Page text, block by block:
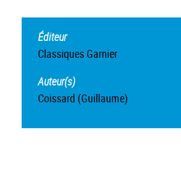
Éditeur
Classiques Garnier
Auteur(s)
Coissard (Guillaume)